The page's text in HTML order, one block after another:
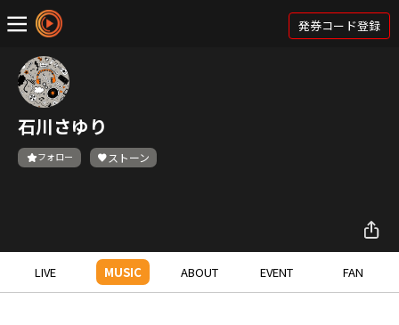
発券コード登録
石川さゆり
フォロー ストーン
LIVE MUSIC ABOUT EVENT FAN